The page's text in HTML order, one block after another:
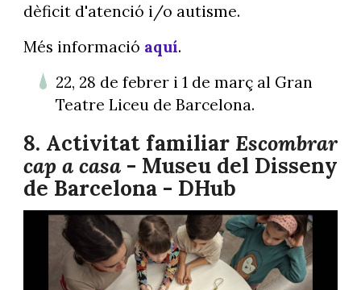
dèficit d'atenció i/o autisme.
Més informació aquí.
22, 28 de febrer i 1 de març al Gran
Teatre Liceu de Barcelona.
8. Activitat familiar Escombrar
cap a casa - Museu del Disseny
de Barcelona - DHub